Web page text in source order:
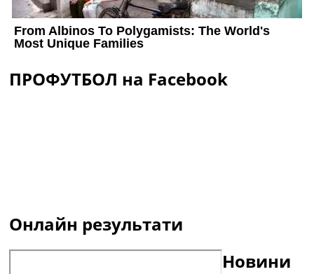
ПРОФУТБОЛ на Facebook
Онлайн результати
Новини